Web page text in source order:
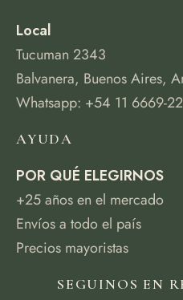
Local
Tucuman 2343
Balvanera, Buenos Aires,
Whatsapp: +54 11 6669-
AYUDA
POR QUÉ ELEGIRNOS
+25 años en el mercado
Envíos a todo el país
Precios mayoristas
SEGUINOS EN